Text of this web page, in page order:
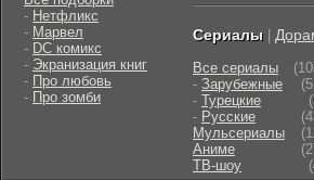
- Нетфликс
- Марвел
- DC комикс
- Экранизация книг
- Про любовь
- Про зомби
Сериалы
Все сериалы
- Зарубежные
- Турецкие
- Русские
Мульсериалы
Аниме
ТВ-шоу